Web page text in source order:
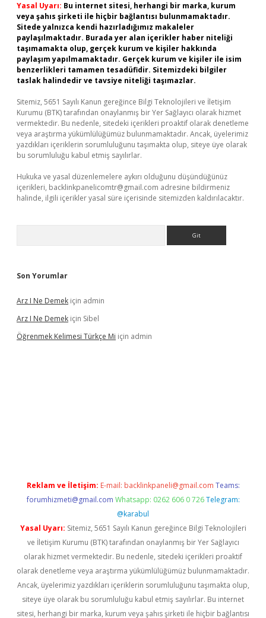
Yasal Uyarı: Bu internet sitesi, herhangi bir marka, kurum
veya şahıs şirketi ile hiçbir bağlantısı bulunmamaktadır.
Sitede yalnızca kendi hazırladığımız makaleler
paylaşılmaktadır. Burada yer alan içerikler haber niteliği
taşımamakta olup, gerçek kurum ve kişiler hakkında
paylaşım yapılmamaktadır. Gerçek kurum ve kişiler ile isim
benzerlikleri tamamen tesadüfidir. Sitemizdeki bilgiler
taslak halindedir ve tavsiye niteliği taşımazlar.
Sitemiz, 5651 Sayılı Kanun gereğince Bilgi Teknolojileri ve İletişim
Kurumu (BTK) tarafından onaylanmış bir Yer Sağlayıcı olarak hizmet
vermektedir. Bu nedenle, sitedeki içerikleri proaktif olarak denetleme
veya araştırma yükümlülüğümüz bulunmamaktadır. Ancak, üyelerimiz
yazdıkları içeriklerin sorumluluğunu taşımakta olup, siteye üye olarak
bu sorumluluğu kabul etmiş sayılırlar.
Hukuka ve yasal düzenlemelere aykırı olduğunu düşündüğünüz
içerikleri, backlinkpanelicomtr@gmail.com adresine bildirmeniz
halinde, ilgili içerikler yasal süre içerisinde sitemizden kaldırılacaktır.
Son Yorumlar
Arz I Ne Demek için admin
Arz I Ne Demek için Sibel
Öğrenmek Kelimesi Türkçe Mi için admin
Reklam ve İletişim: E-mail: backlinkpaneli@gmail.com Teams:
forumhizmeti@gmail.com Whatsapp: 0262 606 0 726 Telegram:
@karabul
Yasal Uyarı: Sitemiz, 5651 Sayılı Kanun gereğince Bilgi Teknolojileri
ve İletişim Kurumu (BTK) tarafından onaylanmış bir Yer Sağlayıcı
olarak hizmet vermektedir. Bu nedenle, sitedeki içerikleri proaktif
olarak denetleme veya araştırma yükümlülüğümüz bulunmamaktadır.
Ancak, üyelerimiz yazdıkları içeriklerin sorumluluğunu taşımakta olup,
siteye üye olarak bu sorumluluğu kabul etmiş sayılırlar. Bu internet
sitesi, herhangi bir marka, kurum veya şahıs şirketi ile hiçbir bağlantısı